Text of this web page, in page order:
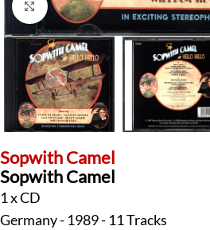
Klick zum Vergrößern
Sopwith Camel
Sopwith Camel
1 x CD
Germany - 1989 - 11 Tracks